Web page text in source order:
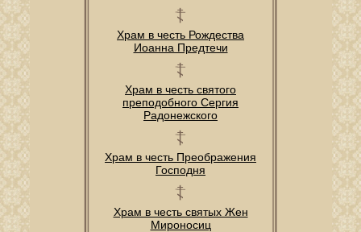
Храм в честь Рождества
Иоанна Предтечи
Храм в честь святого
преподобного Сергия
Радонежского
Храм в честь Преображения
Господня
Храм в честь святых Жен
Мироносиц